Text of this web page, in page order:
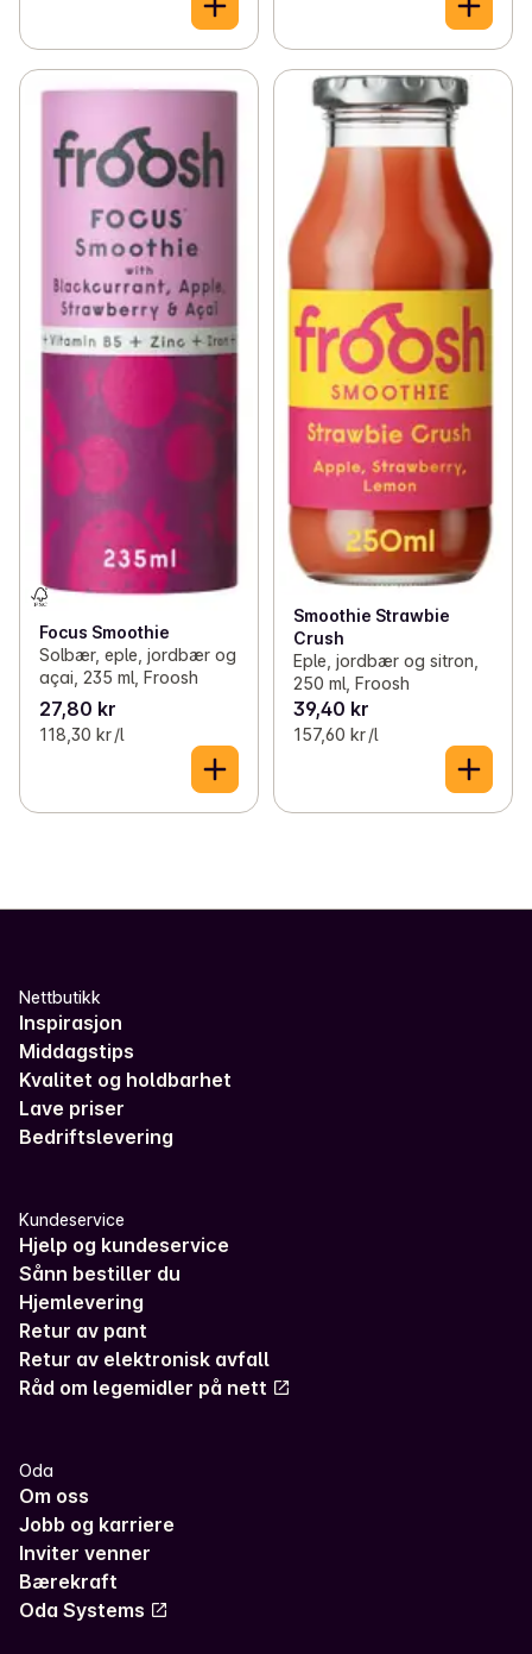
Focus Smoothie
Solbær, eple, jordbær og
açai, 235 ml, Froosh
27,80 kr
118,30 kr /l
Smoothie Strawbie
Crush
Eple, jordbær og sitron,
250 ml, Froosh
39,40 kr
157,60 kr /l
Nettbutikk
Inspirasjon
Middagstips
Kvalitet og holdbarhet
Lave priser
Bedriftslevering
Kundeservice
Hjelp og kundeservice
Sånn bestiller du
Hjemlevering
Retur av pant
Retur av elektronisk avfall
Råd om legemidler på nett
Oda
Om oss
Jobb og karriere
Inviter venner
Bærekraft
Oda Systems